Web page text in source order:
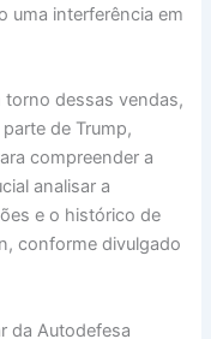
uma interferência em
dessas vendas,
de Trump,
compreender a
analisar a
e o histórico de
conforme divulgado
da Autodefesa